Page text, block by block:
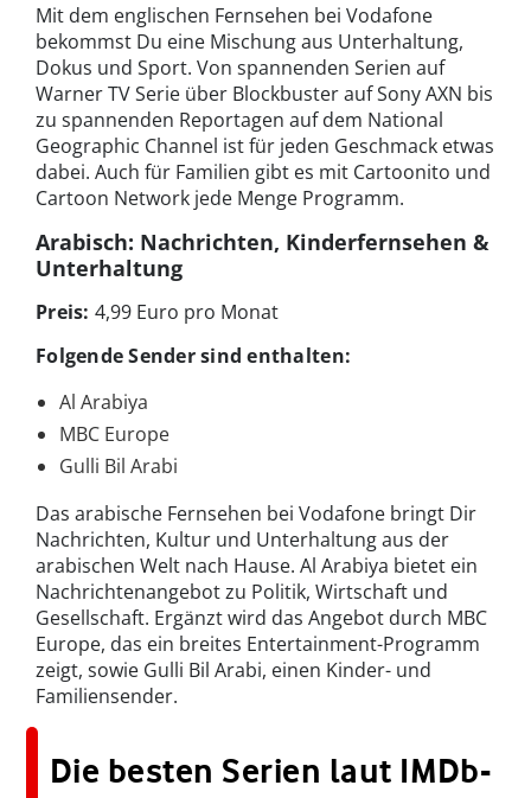
Mit dem englischen Fernsehen bei Vodafone
bekommst Du eine Mischung aus Unterhaltung,
Dokus und Sport. Von spannenden Serien auf
Warner TV Serie über Blockbuster auf Sony AXN bis
zu spannenden Reportagen auf dem National
Geographic Channel ist für jeden Geschmack etwas
dabei. Auch für Familien gibt es mit Cartoonito und
Cartoon Network jede Menge Programm.
Arabisch: Nachrichten, Kinderfernsehen &
Unterhaltung
Preis: 4,99 Euro pro Monat
Folgende Sender sind enthalten:
Al Arabiya
MBC Europe
Gulli Bil Arabi
Das arabische Fernsehen bei Vodafone bringt Dir
Nachrichten, Kultur und Unterhaltung aus der
arabischen Welt nach Hause. Al Arabiya bietet ein
Nachrichtenangebot zu Politik, Wirtschaft und
Gesellschaft. Ergänzt wird das Angebot durch MBC
Europe, das ein breites Entertainment-Programm
zeigt, sowie Gulli Bil Arabi, einen Kinder- und
Familiensender.
Die besten Serien laut IMDb-